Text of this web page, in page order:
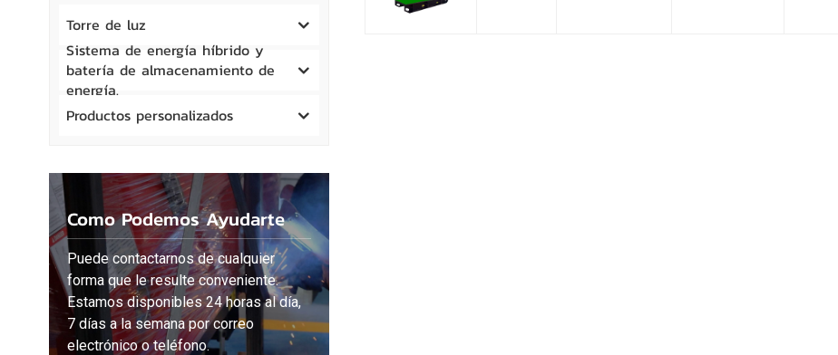
Torre de luz
Sistema de energía híbrido y
batería de almacenamiento de
energía.
Productos personalizados
Como Podemos Ayudarte
Puede contactarnos de cualquier
forma que le resulte conveniente.
Estamos disponibles 24 horas al día,
7 días a la semana por correo
electrónico o teléfono.